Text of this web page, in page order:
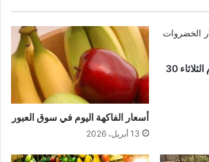
أسعار الخضراوات اليوم الثلاثاء 30
أسعار الفاكهة اليوم في سوق العبور
13 أبريل، 2026